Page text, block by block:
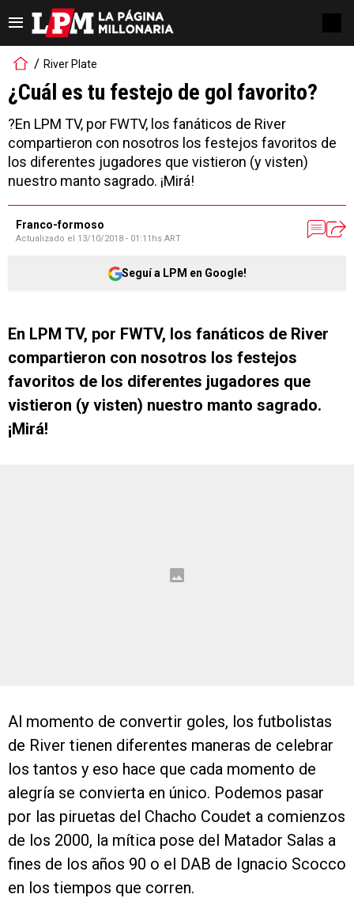
River Plate
¿Cuál es tu festejo de gol favorito?
?En LPM TV, por FWTV, los fanáticos de River
compartieron con nosotros los festejos favoritos de
los diferentes jugadores que vistieron (y visten)
nuestro manto sagrado. ¡Mirá!
Franco-formoso
Actualizado el 13/10/2018 - 01:11hs ART
Seguí a LPM en Google!
En LPM TV, por FWTV, los fanáticos de River
compartieron con nosotros los festejos
favoritos de los diferentes jugadores que
vistieron (y visten) nuestro manto sagrado.
¡Mirá!
Al momento de convertir goles, los futbolistas
de River tienen diferentes maneras de celebrar
los tantos y eso hace que cada momento de
alegría se convierta en único. Podemos pasar
por las piruetas del Chacho Coudet a comienzos
de los 2000, la mítica pose del Matador Salas a
fines de los años 90 o el DAB de Ignacio Scocco
en los tiempos que corren.